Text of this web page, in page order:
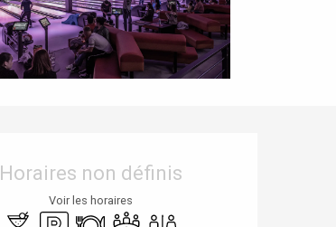
Horaires non définis
Voir les horaires
Bar / Buvette
ParkingRestaurantSalle de réunion
Toilettes